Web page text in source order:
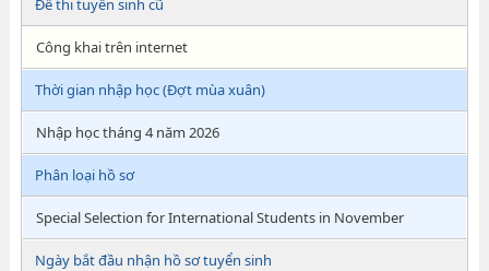
Đề thi tuyển sinh cũ
Công khai trên internet
Thời gian nhập học (Đợt mùa xuân)
Nhập học tháng 4 năm 2026
Phân loại hồ sơ
Special Selection for International Students in November
Ngày bắt đầu nhận hồ sơ tuyển sinh